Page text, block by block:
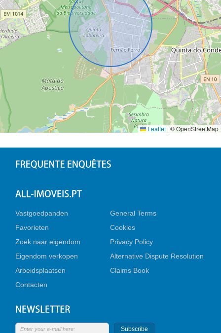
Leaflet | © OpenStreetMap
Vastgoedpanden
Favorieten
Zoek naar eigendom
Eigendom verkopen
Arbeidsplaatsen
Contacten
General Terms
Cookies
Privacy Policy
Alternative Dispute Resolution
Claims Book
Subscribe